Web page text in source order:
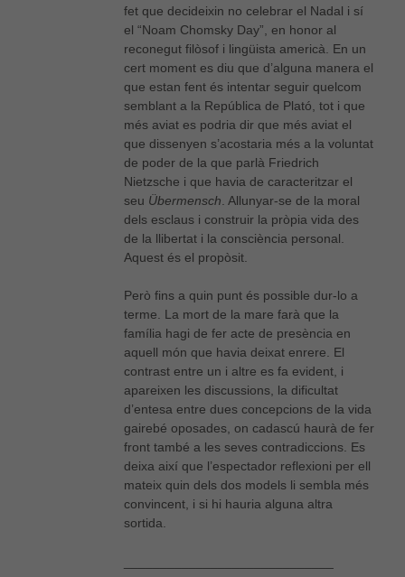
fet que decideixin no celebrar el Nadal i sí
el “Noam Chomsky Day”, en honor al
reconegut filòsof i lingüista americà. En un
cert moment es diu que d’alguna manera el
que estan fent és intentar seguir quelcom
semblant a la República de Plató, tot i que
més aviat es podria dir que més aviat el
que dissenyen s’acostaria més a la voluntat
de poder de la que parlà Friedrich
Nietzsche i que havia de caracteritzar el
seu Übermensch . Allunyar-se de la moral
dels esclaus i construir la pròpia vida des
de la llibertat i la consciència personal.
Aquest és el propòsit.
Però fins a quin punt és possible dur-lo a
terme. La mort de la mare farà que la
família hagi de fer acte de presència en
aquell món que havia deixat enrere. El
contrast entre un i altre es fa evident, i
apareixen les discussions, la dificultat
d’entesa entre dues concepcions de la vida
gairebé oposades, on cadascú haurà de fer
front també a les seves contradiccions. Es
deixa així que l’espectador reflexioni per ell
mateix quin dels dos models li sembla més
convincent, i si hi hauria alguna altra
sortida.
Necessàries
Aquestes
cookies no
són
opcionals,
són
web.